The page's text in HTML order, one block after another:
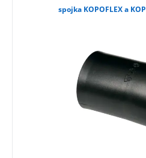
spojka KOPOFLEX a